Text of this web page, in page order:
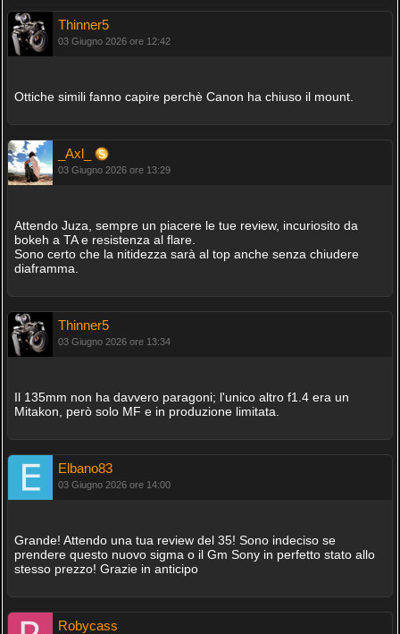
Thinner5
03 Giugno 2026 ore 12:42
Ottiche simili fanno capire perchè Canon ha chiuso il mount.
_Axl_
03 Giugno 2026 ore 13:29
Attendo Juza, sempre un piacere le tue review, incuriosito da
bokeh a TA e resistenza al flare.
Sono certo che la nitidezza sarà al top anche senza chiudere
diaframma.
Thinner5
03 Giugno 2026 ore 13:34
Il 135mm non ha davvero paragoni; l'unico altro f1.4 era un
Mitakon, però solo MF e in produzione limitata.
Elbano83
03 Giugno 2026 ore 14:00
Grande! Attendo una tua review del 35! Sono indeciso se
prendere questo nuovo sigma o il Gm Sony in perfetto stato allo
stesso prezzo! Grazie in anticipo
Robycass